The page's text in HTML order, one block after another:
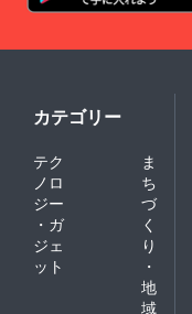
カテゴリー
テク
ノロ
ジー
・ガ
ジェ
ット
ま
ち
づ
く
り
・
地
域